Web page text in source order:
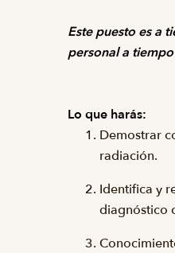
Este puesto es a
personal a
Lo que harás:
Demostrar
radiación.
Identifica y
diagnóstico